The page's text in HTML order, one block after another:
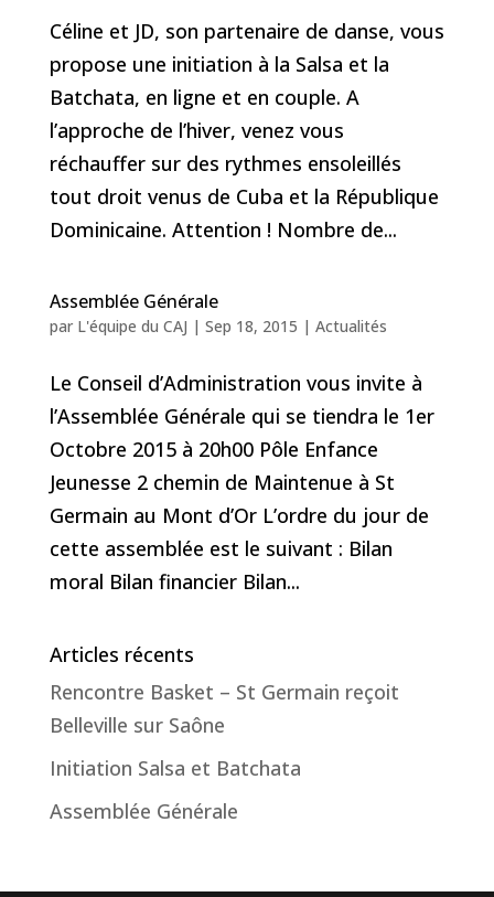
Céline et JD, son partenaire de danse, vous
propose une initiation à la Salsa et la
Batchata, en ligne et en couple. A
l’approche de l’hiver, venez vous
réchauffer sur des rythmes ensoleillés
tout droit venus de Cuba et la République
Dominicaine. Attention ! Nombre de...
Assemblée Générale
par L'équipe du CAJ | Sep 18, 2015 | Actualités
Le Conseil d’Administration vous invite à
l’Assemblée Générale qui se tiendra le 1er
Octobre 2015 à 20h00 Pôle Enfance
Jeunesse 2 chemin de Maintenue à St
Germain au Mont d’Or L’ordre du jour de
cette assemblée est le suivant : Bilan
moral Bilan financier Bilan...
Articles récents
Rencontre Basket – St Germain reçoit
Belleville sur Saône
Initiation Salsa et Batchata
Assemblée Générale